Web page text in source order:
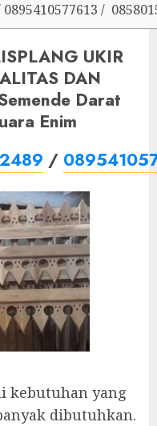
/
UKIR
DAN
Darat
Enim
/
kebutuhan yang
dibutuhkan.